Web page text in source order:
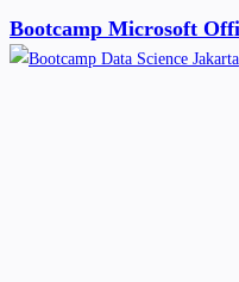
Bootcamp Microsoft